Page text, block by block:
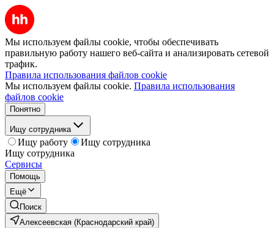
Мы используем файлы cookie, чтобы обеспечивать
правильную работу нашего веб-сайта и анализировать сетевой
трафик.
Правила использования файлов cookie
Мы используем файлы cookie. Правила использования
файлов cookie
Понятно
Ищу сотрудника
Ищу работу
Ищу сотрудника
Ищу сотрудника
Сервисы
Помощь
Ещё
Поиск
Алексеевская (Краснодарский край)